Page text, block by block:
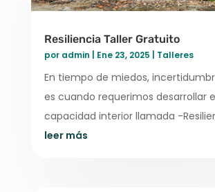
Resiliencia Taller Gratuito
por admin Ene 23, 2025 Talleres
En tiempo de miedos,
es cuando requerimos desarrollar
capacidad interior llamada -
leer más